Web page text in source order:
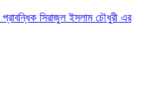
সিরাজুল ইসলাম চৌধুরী এর